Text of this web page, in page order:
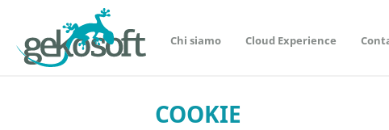
Chi siamo Cloud Experience
COOKIE